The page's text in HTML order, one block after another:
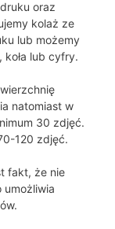
oraz
kolaż ze
lub możemy
koła lub cyfry.
natomiast w
30 zdjęć.
120 zdjęć.
fakt, że nie
umożliwia